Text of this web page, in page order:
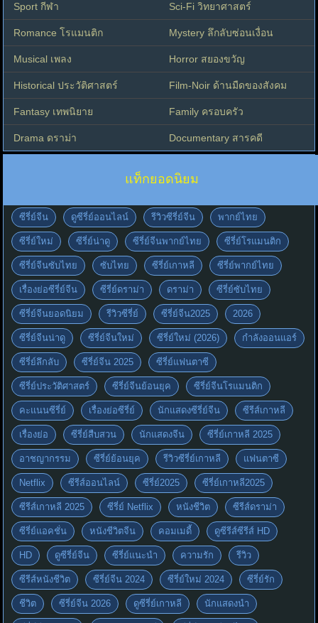
Sport กีฬา Sci-Fi วิทยาศาสตร์
Romance โรแมนติก Mystery ลึกลับซ่อนเงื่อน
Musical เพลง Horror สยองขวัญ
Historical ประวัติศาสตร์ Film-Noir ด้านมืดของสังคม
Fantasy เทพนิยาย Family ครอบครัว
Drama ดราม่า Documentary สารคดี
แท็กยอดนิยม
ซีรี่ย์จีน ดูซีรี่ย์ออนไลน์ รีวิวซีรี่ย์จีน พากย์ไทย
ซีรี่ย์ใหม่ ซีรี่ย์น่าดู ซีรี่ย์จีนพากย์ไทย ซีรี่ย์โรแมนติก
ซีรี่ย์จีนซับไทย ซับไทย ซีรี่ย์เกาหลี ซีรี่ย์พากย์ไทย
เรื่องย่อซีรี่ย์จีน ซีรี่ย์ดราม่า ดราม่า ซีรี่ย์ซับไทย
ซีรี่ย์จีนยอดนิยม รีวิวซีรี่ย์ ซีรี่ย์จีน2025 2026
ซีรี่ย์จีนน่าดู ซีรี่ย์จีนใหม่ ซีรี่ย์ใหม่ (2026) กำลังออนแอร์
ซีรี่ย์ลึกลับ ซีรี่ย์จีน 2025 ซีรี่ย์แฟนตาซี
ซีรี่ย์ประวัติศาสตร์ ซีรี่ย์จีนย้อนยุค ซีรี่ย์จีนโรแมนติก
คะแนนซีรี่ย์ เรื่องย่อซีรี่ย์ นักแสดงซีรี่ย์จีน ซีรีส์เกาหลี
เรื่องย่อ ซีรี่ย์สืบสวน นักแสดงจีน ซีรี่ย์เกาหลี 2025
อาชญากรรม ซีรี่ย์ย้อนยุค รีวิวซีรี่ย์เกาหลี แฟนตาซี
Netflix ซีรีส์ออนไลน์ ซีรี่ย์2025 ซีรี่ย์เกาหลี2025
ซีรีส์เกาหลี 2025 ซีรี่ย์ Netflix หนังชีวิต ซีรีส์ดราม่า
ซีรี่ย์แอคชั่น หนังชีวิตจีน คอมเมดี้ ดูซีรีส์ซีรีส์ HD
HD ดูซีรี่ย์จีน ซีรี่ย์แนะนำ ความรัก รีวิว
ซีรีส์หนังชีวิต ซีรี่ย์จีน 2024 ซีรี่ย์ใหม่ 2024 ซีรี่ย์รัก
ชีวิต ซีรี่ย์จีน 2026 ดูซีรี่ย์เกาหลี นักแสดงนำ